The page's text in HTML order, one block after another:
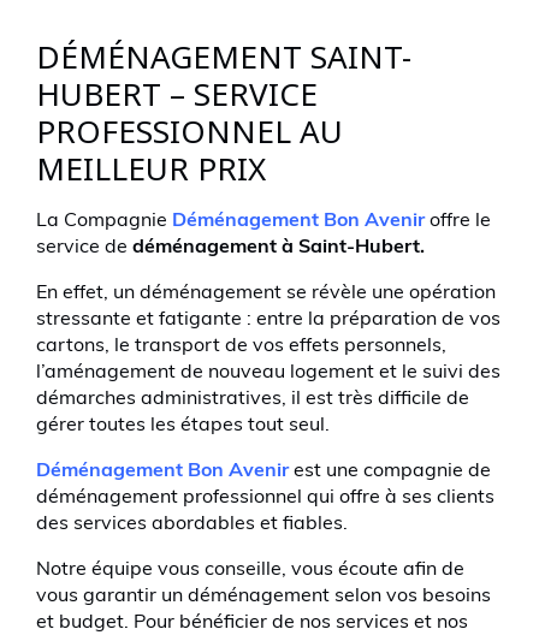
DÉMÉNAGEMENT SAINT-
HUBERT – SERVICE
PROFESSIONNEL AU
MEILLEUR PRIX
La Compagnie Déménagement Bon Aveniroffre le
service de déménagement à Saint-Hubert.
En effet, un déménagement se révèle une opération
stressante et fatigante : entre la préparation de vos
cartons, le transport de vos effets personnels,
l’aménagement de nouveau logement et le suivi des
démarches administratives, il est très difficile de
gérer toutes les étapes tout seul.
Déménagement Bon Avenirest une compagnie de
déménagement professionnel qui offre à ses clients
des services abordables et fiables.
Notre équipe vous conseille, vous écoute afin de
vous garantir un déménagement selon vos besoins
et budget. Pour bénéficier de nos services et nos